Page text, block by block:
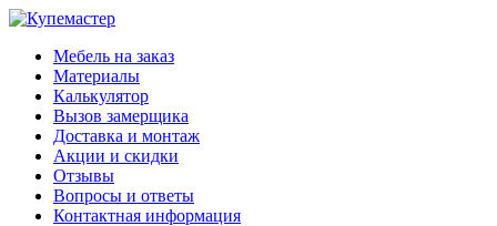
Мебель на заказ
Материалы
Калькулятор
Вызов замерщика
Доставка и монтаж
Акции и скидки
Отзывы
Вопросы и ответы
Контактная информация